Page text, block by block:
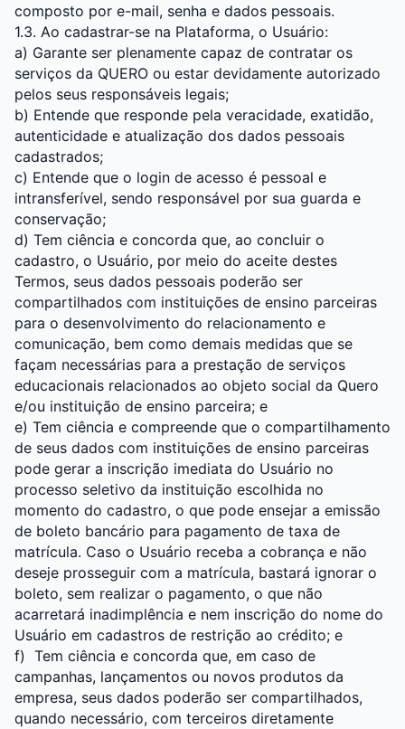
composto por e-mail, senha e dados pessoais.
1.3. Ao cadastrar-se na Plataforma, o Usuário:
a) Garante ser plenamente capaz de contratar os
serviços da QUERO ou estar devidamente autorizado
pelos seus responsáveis legais;
b) Entende que responde pela veracidade, exatidão,
autenticidade e atualização dos dados pessoais
cadastrados;
c) Entende que o login de acesso é pessoal e
intransferível, sendo responsável por sua guarda e
conservação;
d) Tem ciência e concorda que, ao concluir o
cadastro, o Usuário, por meio do aceite destes
Termos, seus dados pessoais poderão ser
compartilhados com instituições de ensino parceiras
para o desenvolvimento do relacionamento e
comunicação, bem como demais medidas que se
façam necessárias para a prestação de serviços
educacionais relacionados ao objeto social da Quero
e/ou instituição de ensino parceira; e
e) Tem ciência e compreende que o compartilhamento
de seus dados com instituições de ensino parceiras
pode gerar a inscrição imediata do Usuário no
processo seletivo da instituição escolhida no
momento do cadastro, o que pode ensejar a emissão
de boleto bancário para pagamento de taxa de
matrícula. Caso o Usuário receba a cobrança e não
deseje prosseguir com a matrícula, bastará ignorar o
boleto, sem realizar o pagamento, o que não
acarretará inadimplência e nem inscrição do nome do
Usuário em cadastros de restrição ao crédito; e
f) Tem ciência e concorda que, em caso de
campanhas, lançamentos ou novos produtos da
empresa, seus dados poderão ser compartilhados,
quando necessário, com terceiros diretamente